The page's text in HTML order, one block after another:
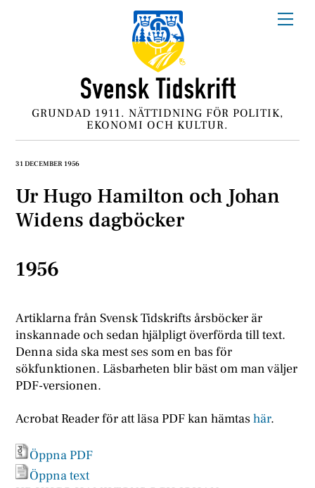
GRUNDAD 1911. NÄTTIDNING FÖR POLITIK,
EKONOMI OCH KULTUR.
31 DECEMBER 1956
Ur Hugo Hamilton och Johan
Widens dagböcker
1956
Artiklarna från Svensk Tidskrifts årsböcker är
inskannade och sedan hjälpligt överförda till text.
Denna sida ska mest ses som en bas för
sökfunktionen. Läsbarheten blir bäst om man väljer
PDF-versionen.
Acrobat Reader för att läsa PDF kan hämtashär.
Öppna PDF
Öppna text